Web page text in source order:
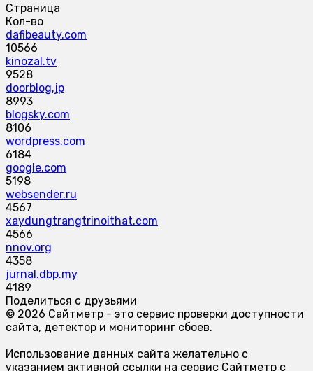
Страница
Кол-во
dafibeauty.com
10566
kinozal.tv
9528
doorblog.jp
8993
blogsky.com
8106
wordpress.com
6184
google.com
5198
websender.ru
4567
xaydungtrangtrinoithat.com
4566
nnov.org
4358
jurnal.dbp.my
4189
Поделиться с друзьями
© 2026 Сайтметр - это сервис проверки доступности
сайта, детектор и мониторинг сбоев.
Использование данных сайта желательно с
указанием активной ссылки на сервис Сайтметр с